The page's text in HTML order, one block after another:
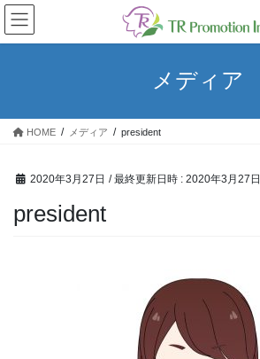
コ
ン
テ
ス
ナ
ビ
ゲ
ン
メディア
HOME メディア president
2020年3月27日 / 最終更新日時 : 2020年3月27日
president